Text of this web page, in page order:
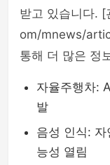
받고 있습니다.
om/mnews/
통해 더 많은 정
자율주행차:
발
음성 인식:
능성 열림